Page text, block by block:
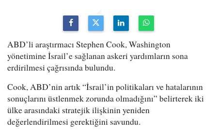
ABD’li araştırmacı Stephen Cook, Washington
yönetimine İsrail’e sağlanan askeri yardımların sona
erdirilmesi çağrısında bulundu.
Cook, ABD’nin artık “İsrail’in politikaları ve hatalarının
sonuçlarını üstlenmek zorunda olmadığını” belirterek iki
ülke arasındaki stratejik ilişkinin yeniden
değerlendirilmesi gerektiğini savundu.